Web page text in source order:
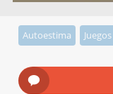
Autoestima Juegos